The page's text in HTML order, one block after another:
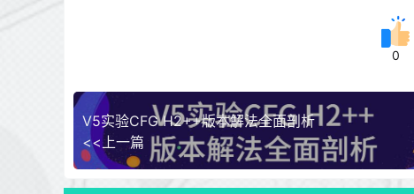
0
V5实验CFG H2++版本解法全面剖析
<<上一篇